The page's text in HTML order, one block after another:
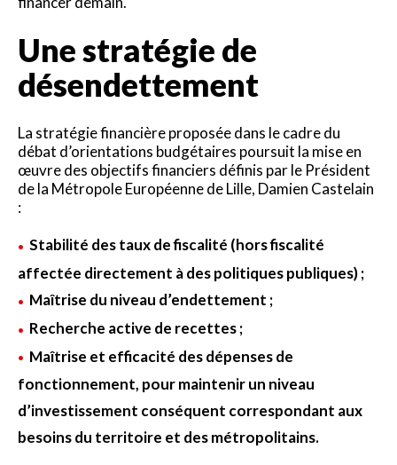
Une stratégie de
désendettement
La stratégie financière proposée dans le cadre du
débat d’orientations budgétaires poursuit la mise en
œuvre des objectifs financiers définis par le Président
de la Métropole Européenne de Lille, Damien Castelain
:
Stabilité des taux de fiscalité (hors fiscalité
affectée directement à des politiques publiques) ;
Maîtrise du niveau d’endettement ;
Recherche active de recettes ;
Maîtrise et efficacité des dépenses de
fonctionnement, pour maintenir un niveau
d’investissement conséquent correspondant aux
besoins du territoire et des métropolitains.